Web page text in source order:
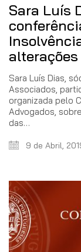
Sara Luís
Sara Luís Dias,
Associados,
organizada pelo
Advogados,
das…
9 de Abril,